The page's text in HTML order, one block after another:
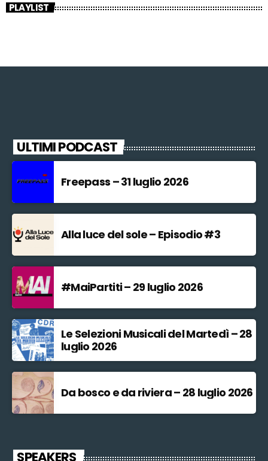
PLAYLIST
ULTIMI PODCAST
Freepass – 31 luglio 2026
Alla luce del sole – Episodio #3
#MaiPartiti – 29 luglio 2026
Le Selezioni Musicali del Martedì – 28
luglio 2026
Da bosco e da riviera – 28 luglio 2026
SPEAKERS